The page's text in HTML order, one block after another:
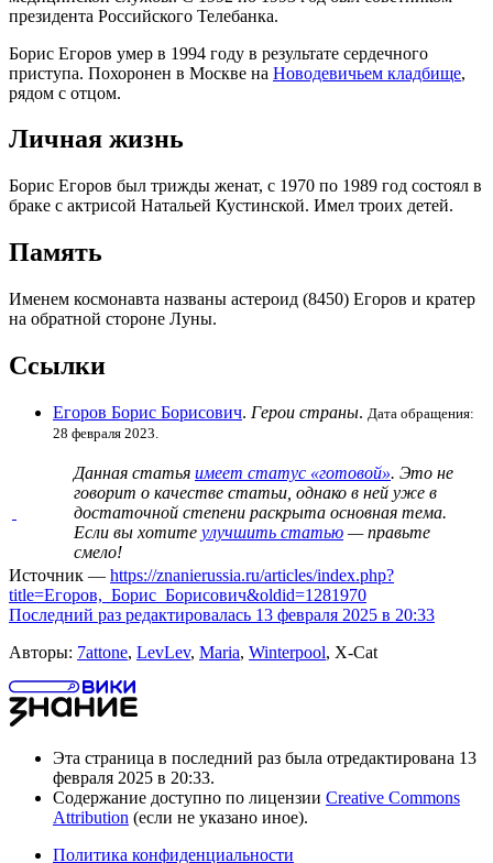
президента Российского Телебанка.
Борис Егоров умер в 1994 году в результате сердечного
приступа. Похоронен в Москве на Новодевичьем кладбище,
рядом с отцом.
Личная жизнь
Борис Егоров был трижды женат, с 1970 по 1989 год состоял в
браке с актрисой Натальей Кустинской. Имел троих детей.
Память
Именем космонавта названы астероид (8450) Егоров и кратер
на обратной стороне Луны.
Ссылки
Егоров Борис Борисович. Герои страны. Дата обращения:
28 февраля 2023.
Данная статья имеет статус «готовой». Это не
говорит о качестве статьи , однако в ней уже в
достаточной степени раскрыта основная тема.
Если вы хотите улучшить статью — правьте
смело!
Источник — https://znanierussia.ru/articles/index.php?
title=Егоров,_Борис_Борисович&oldid=1281970
Последний раз редактировалась 13 февраля 2025 в 20:33
Авторы: 7attone, LevLev, Maria, Winterpool, X-Cat
Эта страница в последний раз была отредактирована 13
февраля 2025 в 20:33.
Содержание доступно по лицензии Creative Commons
Attribution (если не указано иное).
Политика конфиденциальности